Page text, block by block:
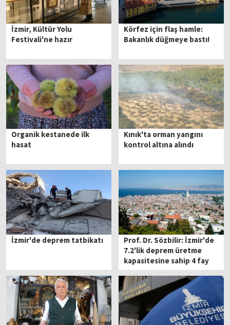
İzmir, Kültür Yolu
Festivali'ne hazır
Körfez için flaş hamle:
Bakanlık düğmeye bastı!
Organik kestanede ilk
hasat
Kınık'ta orman yangını
kontrol altına alındı
İzmir'de deprem tatbikatı
Prof. Dr. Sözbilir: İzmir'de
7.2'lik deprem üretme
kapasitesine sahip 4 fay
var